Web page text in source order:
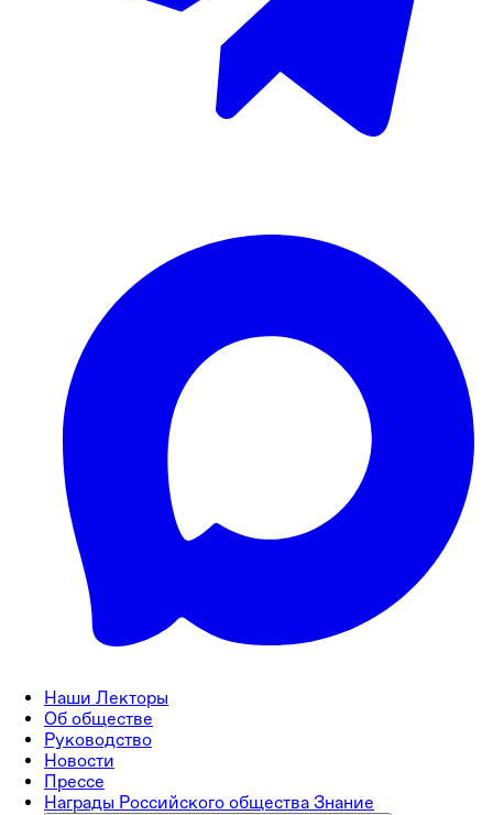
Наши Лекторы
Об обществе
Руководство
Новости
Прессе
Награды Российского общества Знание